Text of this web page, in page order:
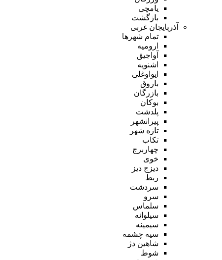
یامچی
بازگشت
آذربایجان غربی
تمام شهر‌ها
ارومیه
آواجیق
اشنویه
ایواوغلی
باروق
بازرگان
بوکان
پلدشت
پیرانشهر
تازه شهر
تکاب
چهاربرج
خوی
دیزج دیز
ربط
سردشت
سرو
سلماس
سیلوانه
سیمینه
سیه چشمه
شاهین دژ
شوط